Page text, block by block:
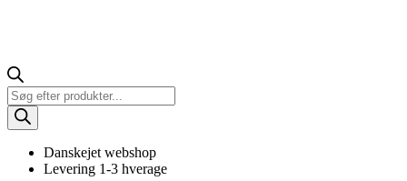
Products
search
Danskejet webshop
Levering 1-3 hverage